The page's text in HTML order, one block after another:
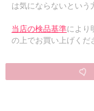
は気にならないという
当店の検品基準により
の上でお買い上げくだ